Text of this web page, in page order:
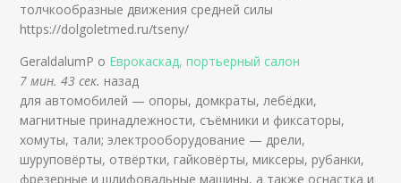
толчкообразные движения средней силы
https://dolgoletmed.ru/tseny/
GeraldalumP о Еврокаскад, портьерный салон
7 мин. 43 сек. назад
для автомобилей — опоры, домкраты, лебёдки,
магнитные принадлежности, съёмники и фиксаторы,
хомуты, тали; электрооборудование — дрели,
шуруповёрты, отвёртки, гайковёрты, миксеры, рубанки,
фрезерные и шлифовальные машины, а также оснастка и